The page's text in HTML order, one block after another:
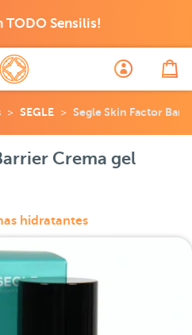
TODO Sensilis!
SEGLE Segle Skin Factor
Crema gel
hidratantes